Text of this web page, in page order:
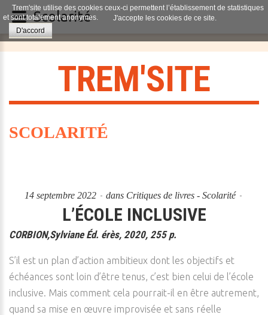
TREM'SITE
SCOLARITÉ
14 septembre 2022 dans Critiques de livres - Scolarité
L’ÉCOLE INCLUSIVE
CORBION,Sylviane Éd. érès, 2020, 255 p.
S’il est un plan d’action ambitieux dont les objectifs et
échéances sont loin d’être tenus, c’est bien celui de l’école
inclusive. Mais comment cela pourrait-il en être autrement,
quand sa mise en œuvre improvisée et sans réelle
Trem'site utilise des cookies ceux-ci permettent l’établissement de statistiques
et sont totalement anonymes.
J'accepte les cookies de ce site.
D'accord
Scolarité